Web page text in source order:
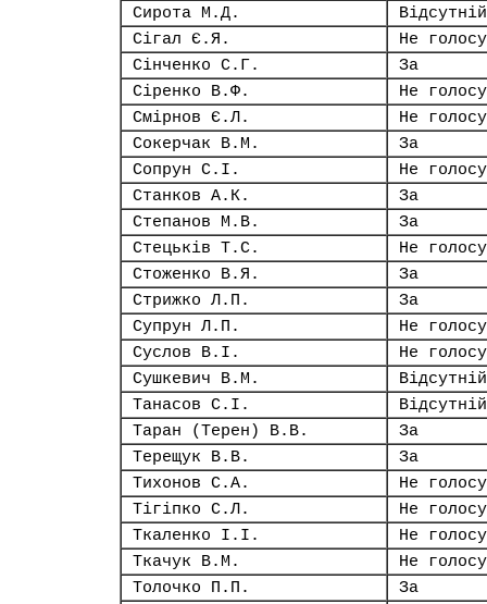
Сирота М.Д.
Відсутній
Сігал Є.Я.
Не
Сінченко С.Г.
За
Сіренко В.Ф.
Не
Смірнов Є.Л.
Не
Сокерчак В.М.
За
Сопрун С.І.
Не
Станков А.К.
За
Степанов М.В.
За
Стецьків Т.С.
Не
Стоженко В.Я.
За
Стрижко Л.П.
За
Супрун Л.П.
Не
Суслов В.І.
Не
Сушкевич В.М.
Відсутній
Танасов С.І.
Відсутній
Таран (Терен) В.В.
За
Терещук В.В.
За
Тихонов С.А.
Не
Тігіпко С.Л.
Не
Ткаленко І.І.
Не
Ткачук В.М.
Не
Толочко П.П.
За